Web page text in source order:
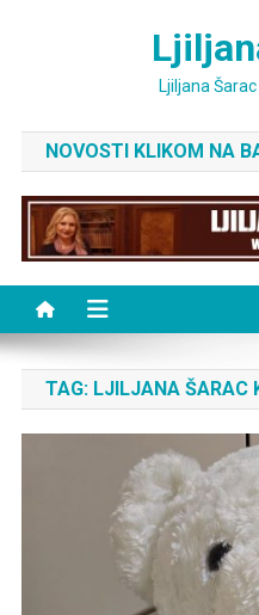
Ljiljana
NOVOSTI KLIKOM NA
TAG: LJILJANA ŠARAC